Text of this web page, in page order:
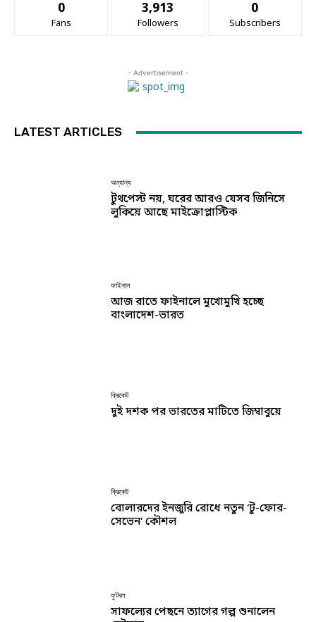
0
Fans
3,913
Followers
0
Subscribers
- Advertisement -
LATEST ARTICLES
অন্যান্য
টুথপেস্ট নয়, ঘরের আরও যেসব জিনিসে
লুকিয়ে আছে মাইক্রোপ্লাস্টিক
ফাইনাল
আজ রাতে ফাইনালে মুখোমুখি হচ্ছে
বাংলাদেশ-ভারত
ক্রিকেট
দুই দশক পর ভারতের মাটিতে জিম্বাবুয়ে
ক্রিকেট
বোলারদের ইনজুরি রোধে নতুন ‘টু-ফোর-
সেভেন’ কৌশল
ফুটবল
সাফল্যের পেছনে ত্যাগের গল্প শুনালেন